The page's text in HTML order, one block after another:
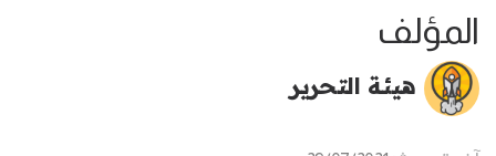
المؤلف
هيئة التحرير